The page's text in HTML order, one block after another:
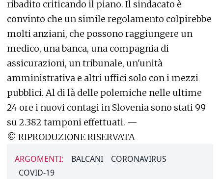
ribadito criticando il piano. Il sindacato è
convinto che un simile regolamento colpirebbe
molti anziani, che possono raggiungere un
medico, una banca, una compagnia di
assicurazioni, un tribunale, un'unità
amministrativa e altri uffici solo con i mezzi
pubblici. Al di là delle polemiche nelle ultime
24 ore i nuovi contagi in Slovenia sono stati 99
su 2.382 tamponi effettuati. —
© RIPRODUZIONE RISERVATA
ARGOMENTI: BALCANI
CORONAVIRUS
COVID-19